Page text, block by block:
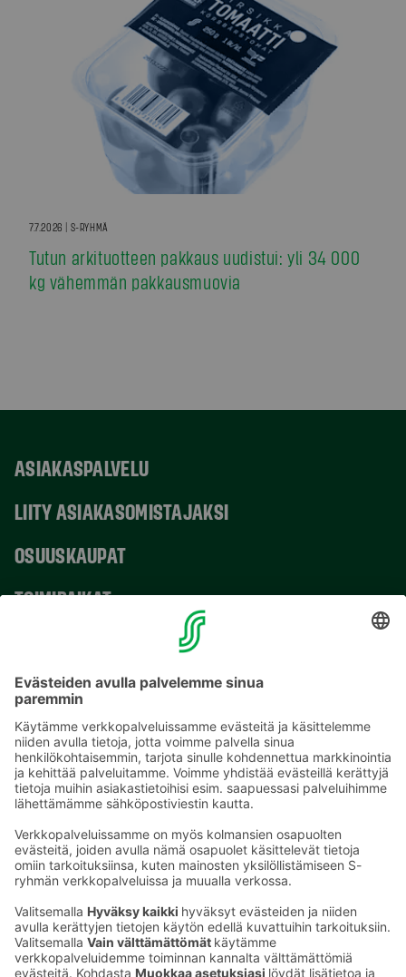
7.7.2026 | S-RYHMÄ
Tutun arkituotteen pakkaus uudistui: yli 34 000
kg vähemmän pakkausmuovia
ASIAKASPALVELU
LIITY ASIAKASOMISTAJAKSI
OSUUSKAUPAT
TOIMIPAIKAT
Sähköpostiosoitteet S-ryhmässä ovat muotoa
etunimi.sukunimi@sok.fi
Seuraa meitä: